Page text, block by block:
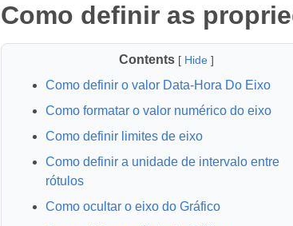
Como definir as
Contents[ Hide ]
Como definir o valor Data-Hora Do Eixo
Como formatar o valor numérico do eixo
Como definir limites de eixo
Como definir a unidade de intervalo entre
rótulos
Como ocultar o eixo do Gráfico